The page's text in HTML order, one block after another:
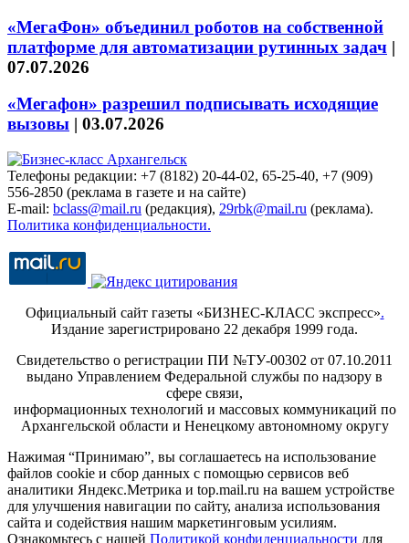
«МегаФон» объединил роботов на собственной
платформе для автоматизации рутинных задач |
07.07.2026
«Мегафон» разрешил подписывать исходящие
вызовы | 03.07.2026
Телефоны редакции: +7 (8182) 20-44-02, 65-25-40, +7 (909)
556-2850 (реклама в газете и на сайте)
E-mail: bclass@mail.ru (редакция), 29rbk@mail.ru (реклама).
Политика конфиденциальности.
Официальный сайт газеты «БИЗНЕС-КЛАСС экспресс».
Издание зарегистрировано 22 декабря 1999 года.
Свидетельство о регистрации ПИ №ТУ-00302 от 07.10.2011
выдано Управлением Федеральной службы по надзору в
сфере связи,
информационных технологий и массовых коммуникаций по
Архангельской области и Ненецкому автономному округу
Нажимая “Принимаю”, вы соглашаетесь на использование
файлов cookie и сбор данных с помощью сервисов веб
аналитики Яндекс.Метрика и top.mail.ru на вашем устройстве
для улучшения навигации по сайту, анализа использования
сайта и содействия нашим маркетинговым усилиям.
Ознакомьтесь с нашей Политикой конфиденциальности для